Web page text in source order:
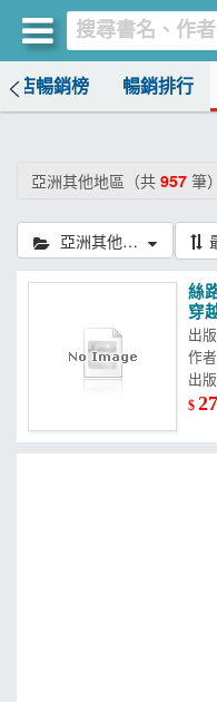
書店暢銷榜 暢銷排行
亞洲其他地區（共 957 筆）
亞洲其他地區
絲
穿
季
出
作
出
$
買書網
書店暢銷榜
簡體書
外文書